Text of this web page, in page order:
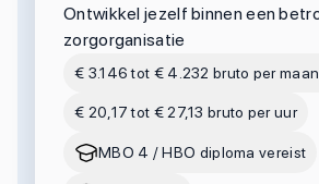
Amstelveen
Ontwikkel jezelf binnen een
zorgorganisatie
€ 3.146 tot € 4.232 bruto per
€ 20,17 tot € 27,13 bruto per uur
MBO 4 / HBO diploma vereist